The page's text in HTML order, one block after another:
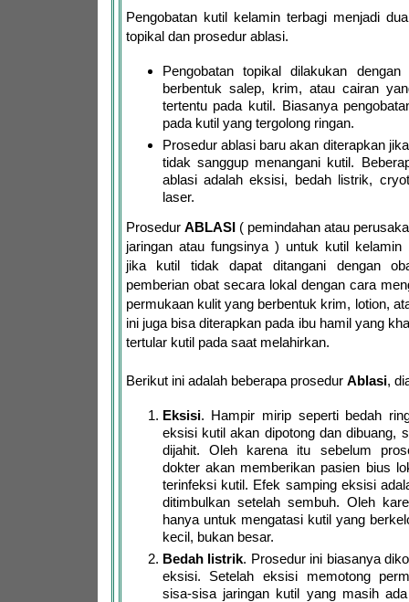
Pengobatan kutil kelamin terbagi menjadi
topikal dan prosedur ablasi.
Pengobatan topikal dilakukan dengan
berbentuk salep, krim, atau cairan
tertentu pada kutil. Biasanya
pada kutil yang tergolong ringan.
Prosedur ablasi baru akan diterapkan
tidak sanggup menangani kutil.
ablasi adalah eksisi, bedah listrik,
laser.
Prosedur ABLASI( pemindahan atau
jaringan atau fungsinya ) untuk kutil kelamin
jika kutil tidak dapat ditangani dengan
pemberian obat secara lokal dengan cara
permukaan kulit yang berbentuk krim, lotion,
ini juga bisa diterapkan pada ibu hamil yang
tertular kutil pada saat melahirkan.
Berikut ini adalah beberapa prosedur Ablasi,
Eksisi. Hampir mirip seperti bedah
eksisi kutil akan dipotong dan dibuang,
dijahit. Oleh karena itu sebelum
dokter akan memberikan pasien bius
terinfeksi kutil. Efek samping eksisi
ditimbulkan setelah sembuh. Oleh
hanya untuk mengatasi kutil yang
kecil, bukan besar.
Bedah listrik. Prosedur ini biasanya
eksisi. Setelah eksisi memotong
sisa-sisa jaringan kutil yang masih